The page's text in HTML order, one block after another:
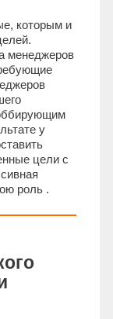
которым и
менеджеров
у
цели с
роль .